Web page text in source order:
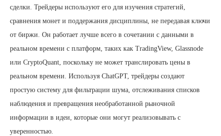
сделки. Трейдеры используют его для изучения стратегий,
сравнения монет и поддержания дисциплины, не передавая ключи
от биржи. Он работает лучше всего в сочетании с данными в
реальном времени с платформ, таких как TradingView, Glassnode
или CryptoQuant, поскольку не может транслировать цены в
реальном времени. Используя ChatGPT, трейдеры создают
простую систему для фильтрации шума, отслеживания списков
наблюдения и превращения необработанной рыночной
информации в идеи, которые они могут реализовывать с
уверенностью.